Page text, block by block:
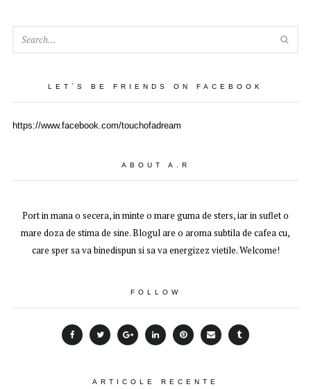
LET`S BE FRIENDS ON FACEBOOK
https://www.facebook.com/touchofadream
ABOUT A.R
Port in mana o secera, in minte o mare guma de sters, iar in suflet o
mare doza de stima de sine. Blogul are o aroma subtila de cafea cu,
care sper sa va binedispun si sa va energizez vietile. Welcome!
FOLLOW
ARTICOLE RECENTE